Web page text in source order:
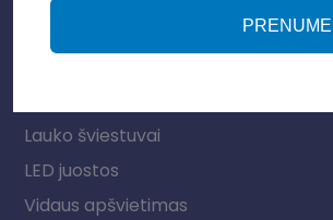
Lauko šviestuvai
LED juostos
Vidaus apšvietimas